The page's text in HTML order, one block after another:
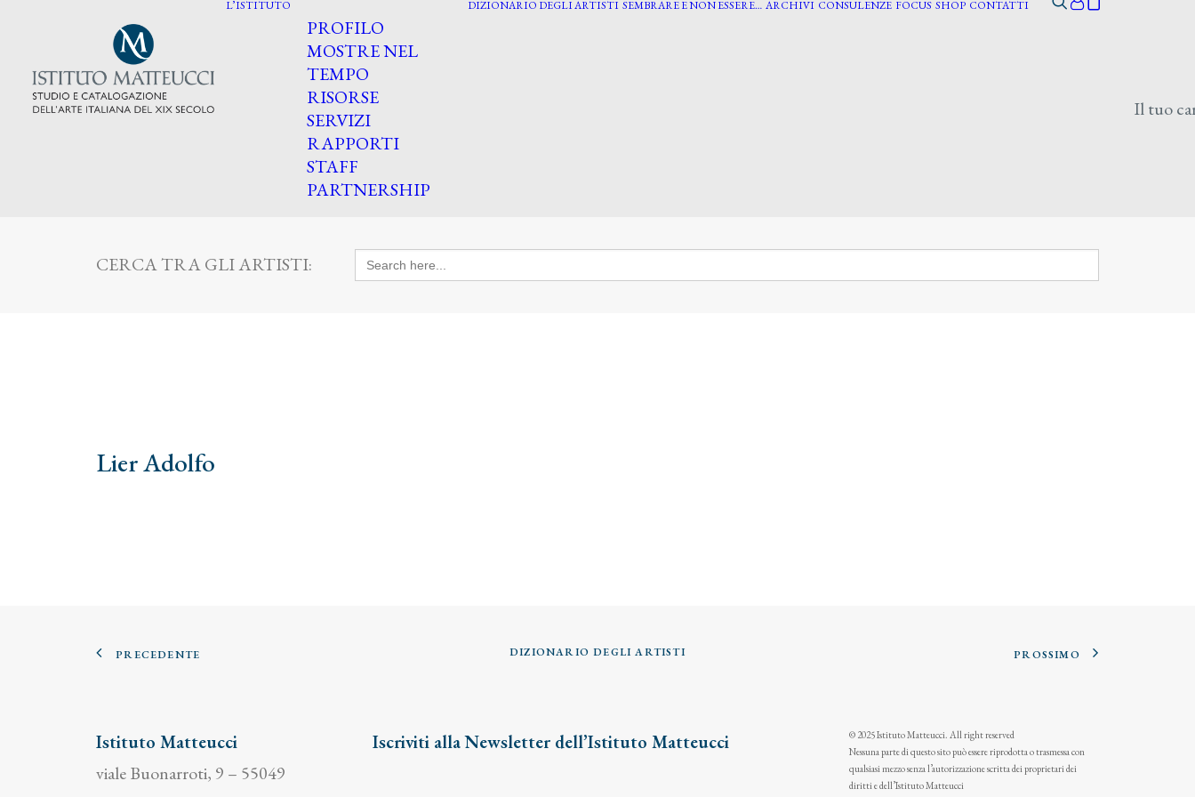
L’ISTITUTO
PROFILO
MOSTRE NEL
TEMPO
RISORSE
SERVIZI
RAPPORTI
STAFF
PARTNERSHIP
DIZIONARIO DEGLI ARTISTI SEMBRARE E NON ESSERE… ARCHIVI CONSULENZE FOCUS SHOP CONTATTI
Il tuo
CERCA TRA GLI ARTISTI: Search
for:
Lier Adolfo
PRECEDENTE DIZIONARIO DEGLI ARTISTI PROSSIMO
Istituto Matteucci
viale Buonarroti, 9 – 55049
Iscriviti alla Newsletter dell’Istituto Matteucci
© 2025 Istituto Matteucci. All right reserved
Nessuna parte di questo sito può essere riprodotta o trasmessa con
qualsiasi mezzo senza l’autorizzazione scritta dei proprietari dei
diritti e dell’Istituto Matteucci